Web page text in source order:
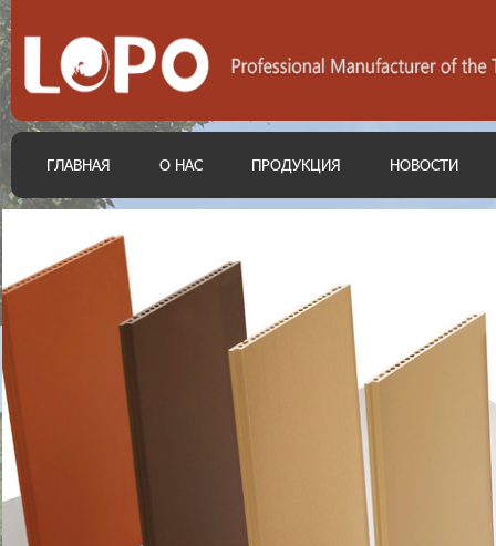
ГЛАВНАЯ О НАС ПРОДУКЦИЯ НОВОСТИ